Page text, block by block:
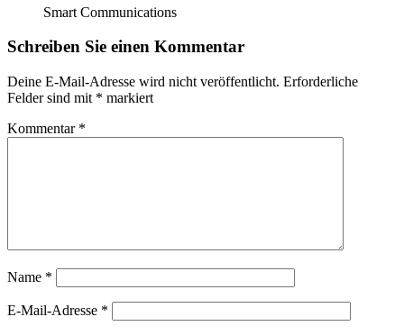
Smart Communications
Schreiben Sie einen Kommentar
Deine E-Mail-Adresse wird nicht veröffentlicht. Erforderliche
Felder sind mit * markiert
Kommentar *
Name *
E-Mail-Adresse *